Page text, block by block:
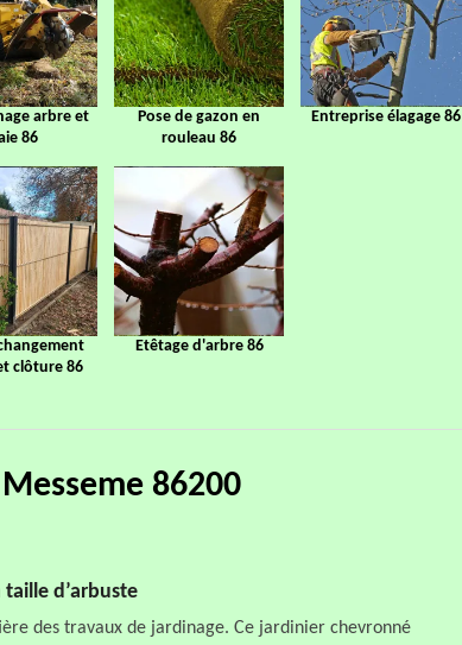
arbre et
86
Pose de gazon en
rouleau 86
Entreprise élagage 86
clôture 86
Etêtage d'arbre 86
86200
d’arbuste
des travaux de jardinage. Ce jardinier chevronné